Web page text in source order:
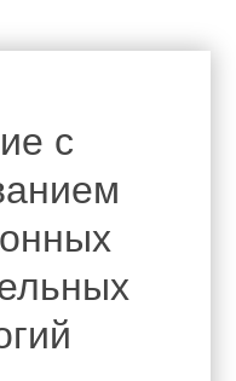
среда
обучающихся
с